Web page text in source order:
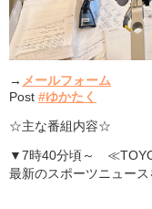
→ メールフォーム
Post #ゆかたく
☆主な番組内容☆
▼7時40分頃～
最新のスポーツニュー